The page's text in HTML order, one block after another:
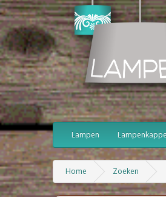
Lampen
Home Zoeken